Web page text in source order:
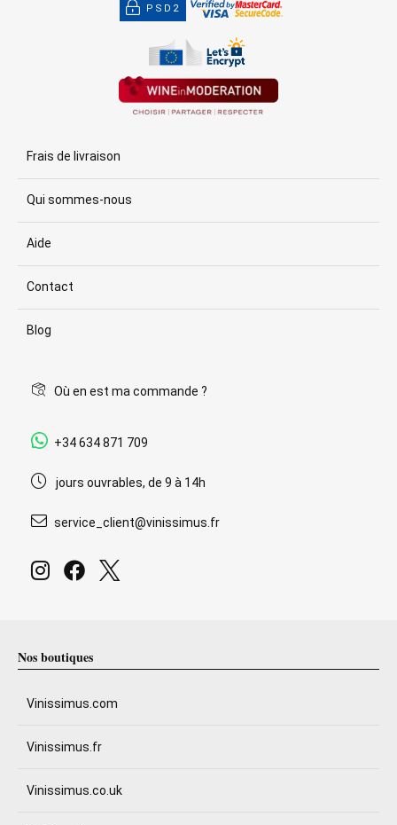
PSD2
Frais de livraison
Qui sommes-nous
Aide
Contact
Blog
Où en est ma commande ?
+34 634 871 709
jours ouvrables, de 9 à 14h
service_client@vinissimus.fr
Nos boutiques
Vinissimus.com
Vinissimus.fr
Vinissimus.co.uk